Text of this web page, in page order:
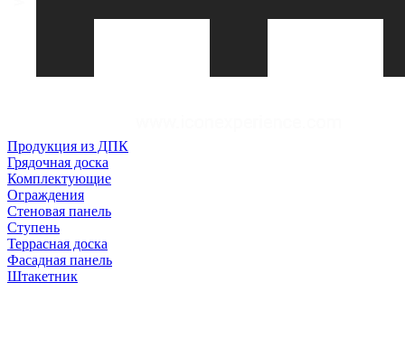
Продукция из ДПК
Грядочная доска
Комплектующие
Ограждения
Стеновая панель
Ступень
Террасная доска
Фасадная панель
Штакетник